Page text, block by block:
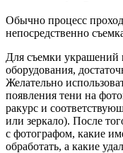
Обычно процесс
непосредственно
Для съемки украшений
оборудования,
Желательно
появления тени на
ракурс и
или зеркало). После
с фотографом, какие
обработать, а какие